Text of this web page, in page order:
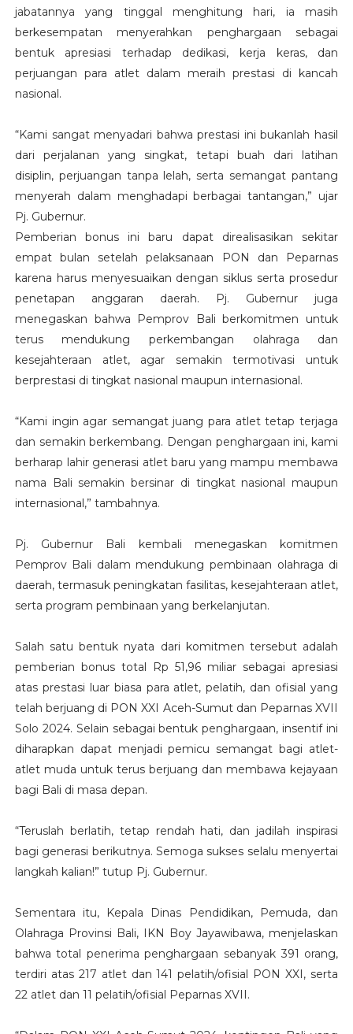
jabatannya yang tinggal menghitung hari, ia masih
berkesempatan menyerahkan penghargaan sebagai
bentuk apresiasi terhadap dedikasi, kerja keras, dan
perjuangan para atlet dalam meraih prestasi di kancah
nasional.
“Kami sangat menyadari bahwa prestasi ini bukanlah hasil
dari perjalanan yang singkat, tetapi buah dari latihan
disiplin, perjuangan tanpa lelah, serta semangat pantang
menyerah dalam menghadapi berbagai tantangan,” ujar
Pj. Gubernur.
Pemberian bonus ini baru dapat direalisasikan sekitar
empat bulan setelah pelaksanaan PON dan Peparnas
karena harus menyesuaikan dengan siklus serta prosedur
penetapan anggaran daerah. Pj. Gubernur juga
menegaskan bahwa Pemprov Bali berkomitmen untuk
terus mendukung perkembangan olahraga dan
kesejahteraan atlet, agar semakin termotivasi untuk
berprestasi di tingkat nasional maupun internasional.
“Kami ingin agar semangat juang para atlet tetap terjaga
dan semakin berkembang. Dengan penghargaan ini, kami
berharap lahir generasi atlet baru yang mampu membawa
nama Bali semakin bersinar di tingkat nasional maupun
internasional,” tambahnya.
Pj. Gubernur Bali kembali menegaskan komitmen
Pemprov Bali dalam mendukung pembinaan olahraga di
daerah, termasuk peningkatan fasilitas, kesejahteraan atlet,
serta program pembinaan yang berkelanjutan.
Salah satu bentuk nyata dari komitmen tersebut adalah
pemberian bonus total Rp 51,96 miliar sebagai apresiasi
atas prestasi luar biasa para atlet, pelatih, dan ofisial yang
telah berjuang di PON XXI Aceh-Sumut dan Peparnas XVII
Solo 2024. Selain sebagai bentuk penghargaan, insentif ini
diharapkan dapat menjadi pemicu semangat bagi atlet-
atlet muda untuk terus berjuang dan membawa kejayaan
bagi Bali di masa depan.
“Teruslah berlatih, tetap rendah hati, dan jadilah inspirasi
bagi generasi berikutnya. Semoga sukses selalu menyertai
langkah kalian!” tutup Pj. Gubernur.
Sementara itu, Kepala Dinas Pendidikan, Pemuda, dan
Olahraga Provinsi Bali, IKN Boy Jayawibawa, menjelaskan
bahwa total penerima penghargaan sebanyak 391 orang,
terdiri atas 217 atlet dan 141 pelatih/ofisial PON XXI, serta
22 atlet dan 11 pelatih/ofisial Peparnas XVII.